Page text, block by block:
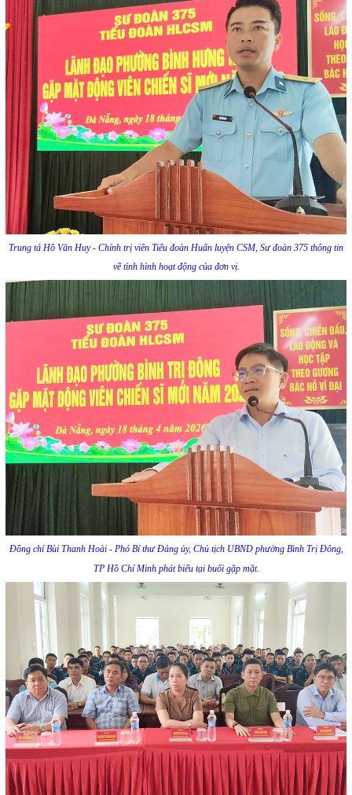
Trung tá Hồ Văn Huy - Chính trị viên Tiểu đoàn Huấn luyện CSM, Sư đoàn 375 thông tin
về tình hình hoạt động của đơn vị.
Đồng chí Bùi Thanh Hoài - Phó Bí thư Đảng ủy, Chủ tịch UBND phường Bình Trị Đông,
TP Hồ Chí Minh phát biểu tại buổi gặp mặt.